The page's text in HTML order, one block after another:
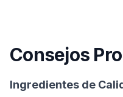
Consejos Pro
Ingredientes de